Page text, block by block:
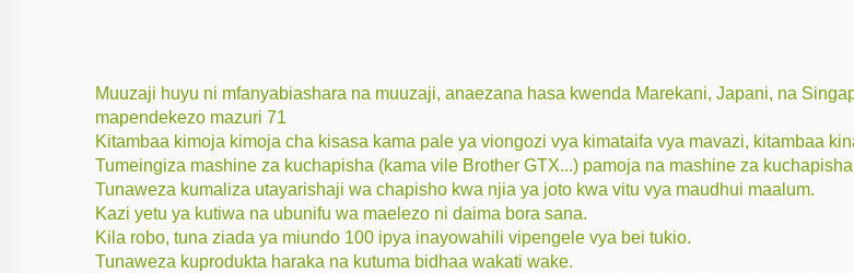
Muuzaji huyu ni mfanyabiashara na muuzaji, anaezana hasa kwenda Marekani, Japani, na
mapendekezo mazuri 71
Kitambaa kimoja kimoja cha kisasa kama pale ya viongozi vya kimataifa vya mavazi, kitambaa
Tumeingiza mashine za kuchapisha (kama vile Brother GTX...) pamoja na mashine za
Tunaweza kumaliza utayarishaji wa chapisho kwa njia ya joto kwa vitu vya maudhui maalum.
Kazi yetu ya kutiwa na ubunifu wa maelezo ni daima bora sana.
Kila robo, tuna ziada ya miundo 100 ipya inayowahili vipengele vya bei tukio.
Tunaweza kuprodukta haraka na kutuma bidhaa wakati wake.